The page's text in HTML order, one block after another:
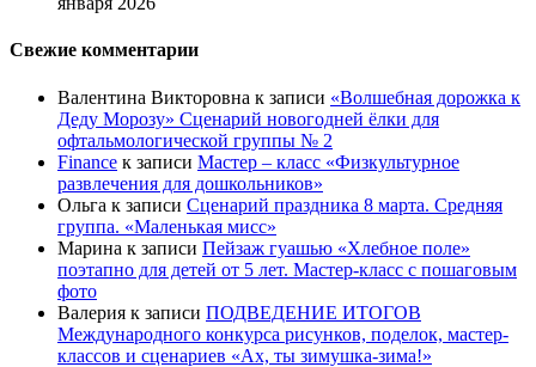
Свежие комментарии
Валентина Викторовна к записи «Волшебная дорожка к
Деду Морозу» Сценарий новогодней ёлки для
офтальмологической группы № 2
Finance к записи Мастер – класс «Физкультурное
развлечения для дошкольников»
Ольга к записи Сценарий праздника 8 марта. Средняя
группа. «Маленькая мисс»
Марина к записи Пейзаж гуашью «Хлебное поле»
поэтапно для детей от 5 лет. Мастер-класс с пошаговым
фото
Валерия к записи ПОДВЕДЕНИЕ ИТОГОВ
Международного конкурса рисунков, поделок, мастер-
классов и сценариев «Ах, ты зимушка-зима!»